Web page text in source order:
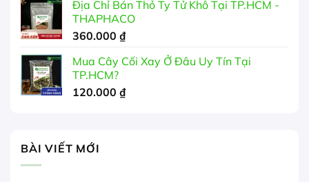
Địa Chỉ Bán Thỏ Ty Tử Khô Tại TP.HCM -
THAPHACO
360.000 ₫
Mua Cây Cối Xay Ở Đâu Uy Tín Tại
TP.HCM?
120.000 ₫
BÀI VIẾT MỚI